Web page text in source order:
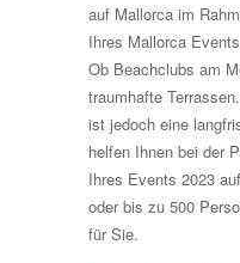
auf Mallorca im
Ihres Mallorca
Ob Beachclubs am
traumhafte
ist jedoch eine
helfen Ihnen bei der
Ihres Events 2023
oder bis zu 500
für Sie.